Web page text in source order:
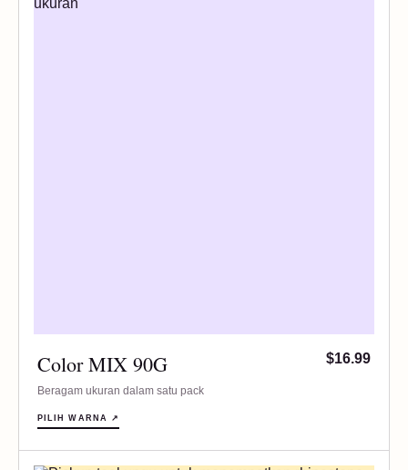
Color MIX 90G
Beragam ukuran dalam satu pack
$16.99
PILIH WARNA ↗